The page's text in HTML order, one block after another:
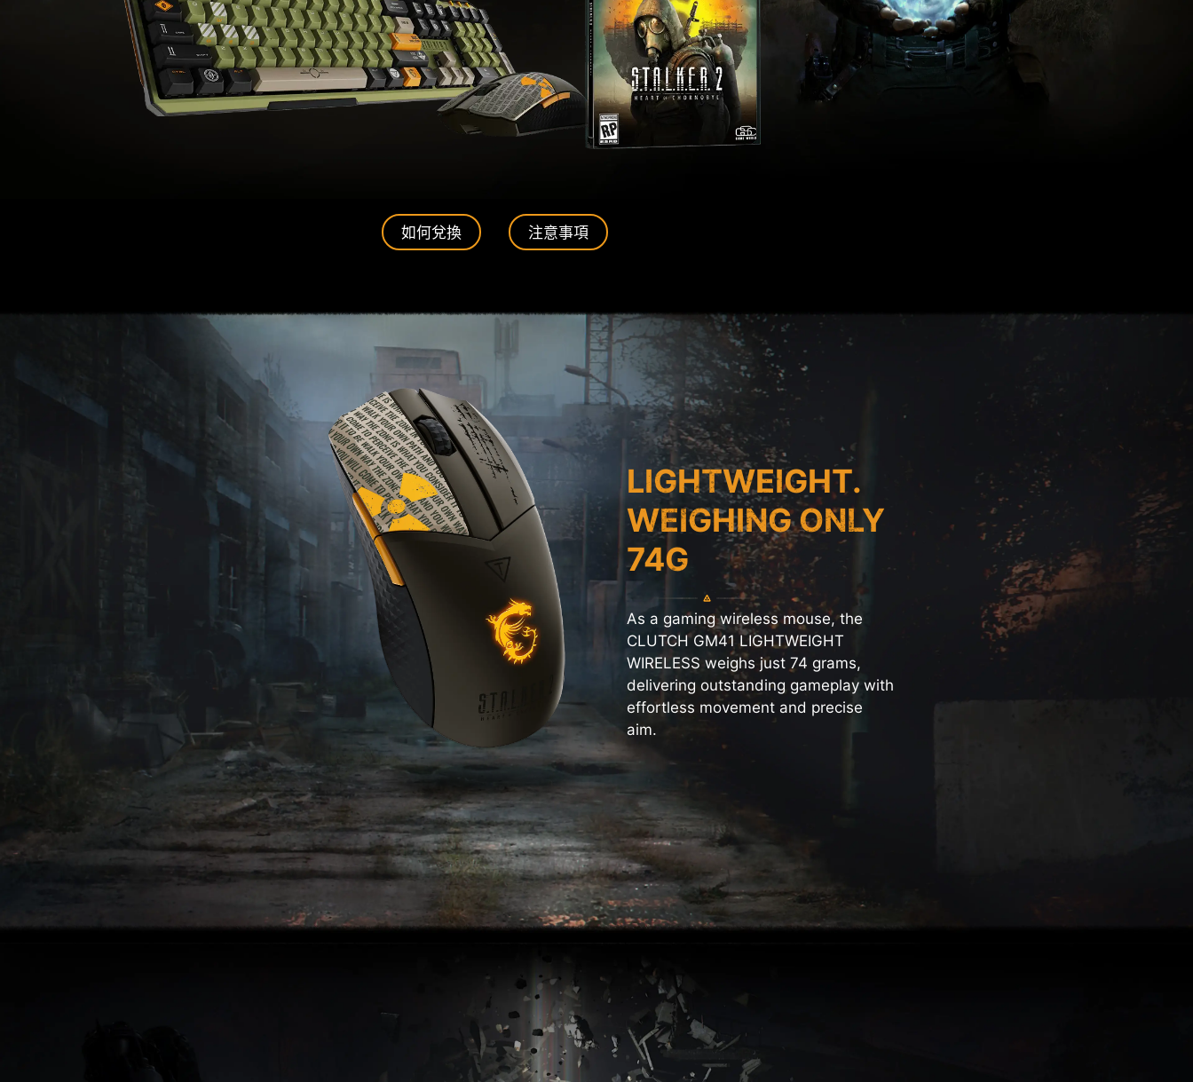
如何兌換 注意事項
LIGHTWEIGHT.
WEIGHING ONLY
74G
As a gaming wireless mouse, the
CLUTCH GM41 LIGHTWEIGHT
WIRELESS weighs just 74 grams,
delivering outstanding gameplay with
effortless movement and precise
aim.